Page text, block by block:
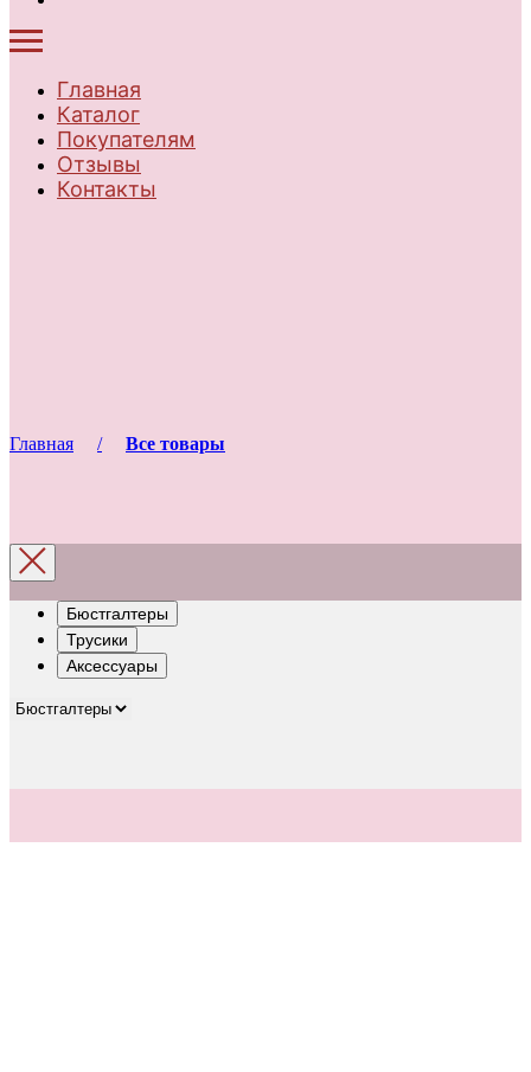
Главная
Каталог
Покупателям
Отзывы
Контакты
Главная Все товары
Бюстгалтеры
Трусики
Аксессуары